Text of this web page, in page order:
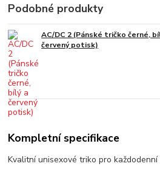
Podobné produkty
AC/DC 2 (Pánské tričko černé,
červený potisk)
Kompletní specifikace
Kvalitní unisexové triko pro každodenní